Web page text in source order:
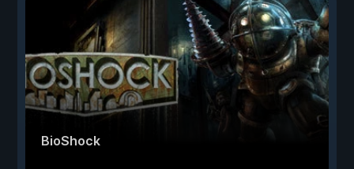
BioShock